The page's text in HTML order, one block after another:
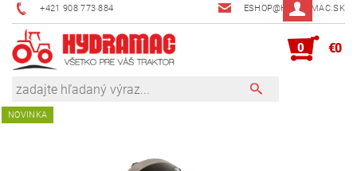
+421 908 773 884 ESHOP@HYDRAMAC.SK
0 €0
NOVINKA